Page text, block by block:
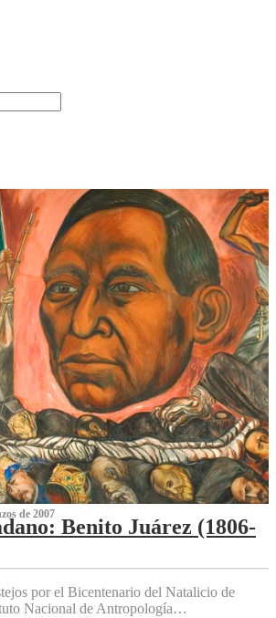
de 2007
Benito Juárez (1806-
por el Bicentenario del Natalicio de
Nacional de Antropología…